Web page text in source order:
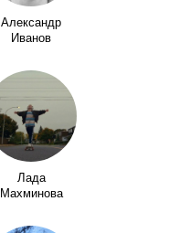
Александр
Иванов
Лада
Махминова